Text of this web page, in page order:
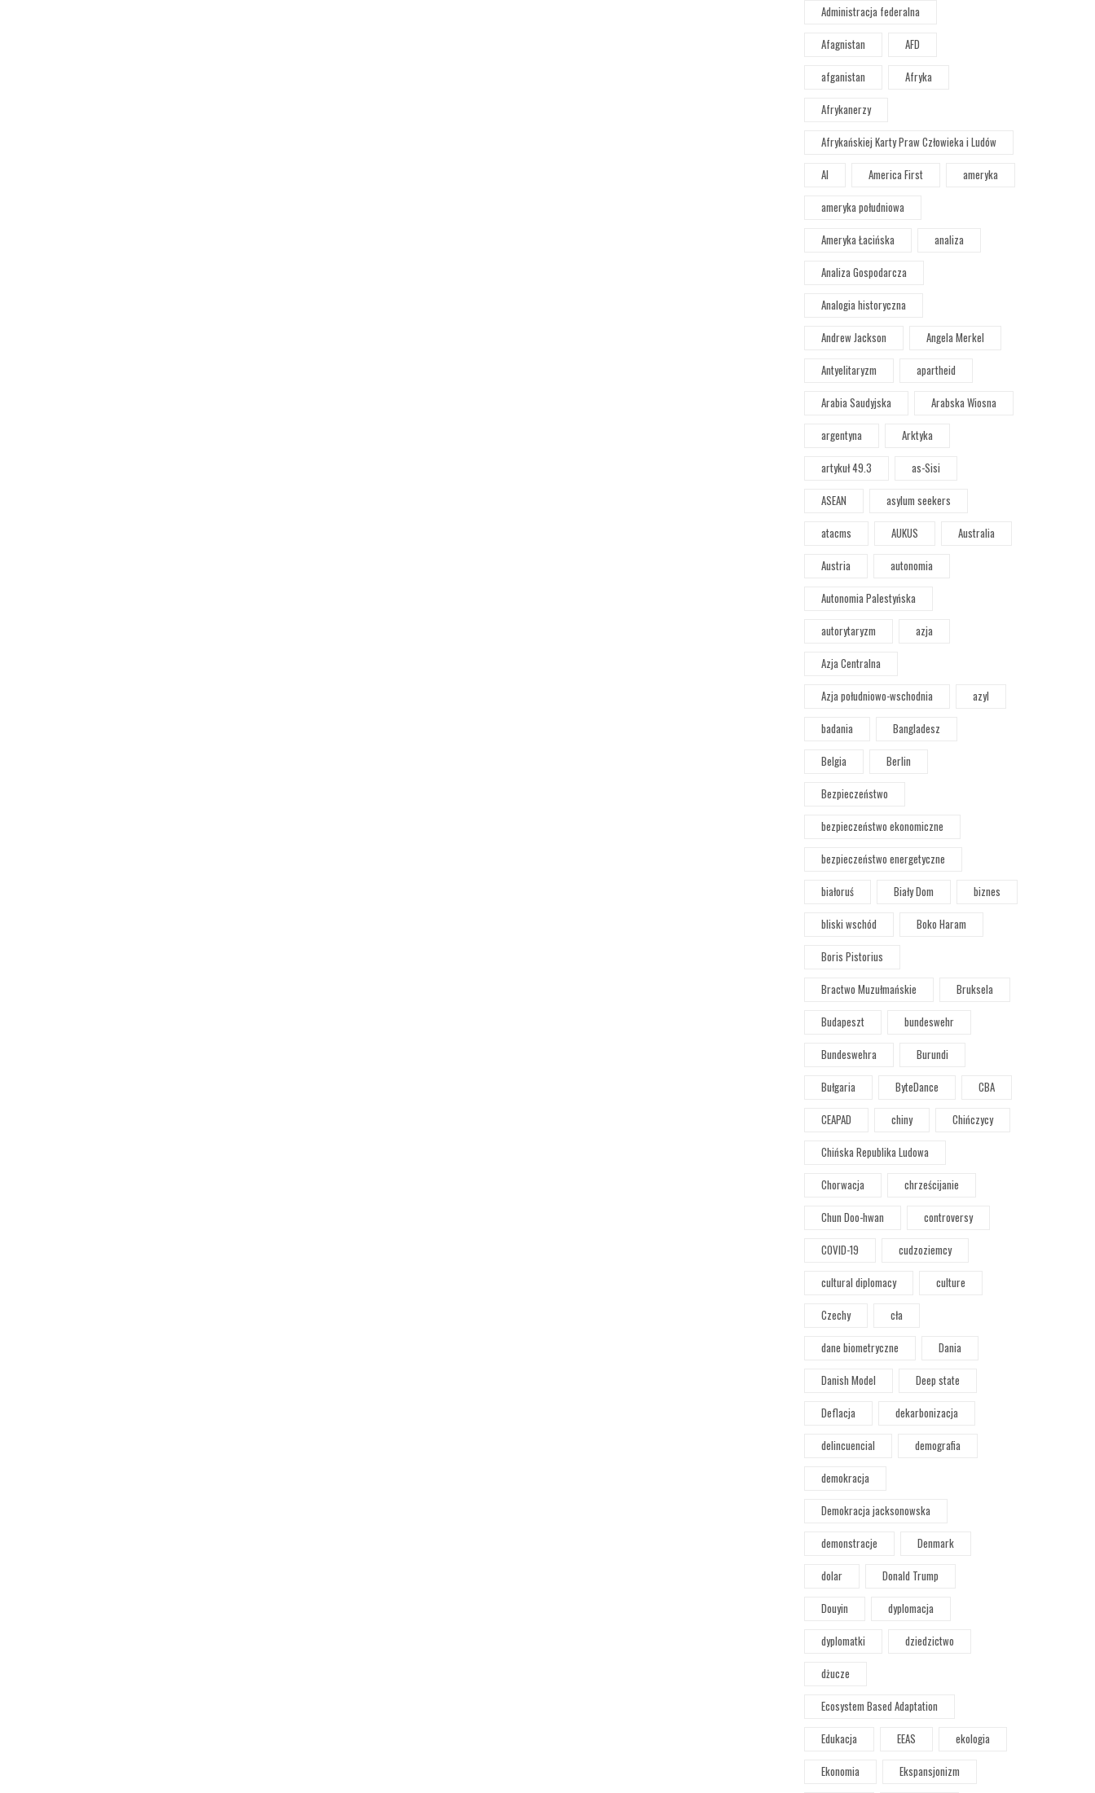
Administracja federalna
Afagnistan
AFD
afganistan
Afryka
Afrykanerzy
Afrykańskiej Karty Praw Człowieka i Ludów
AI
America First
ameryka
ameryka południowa
Ameryka Łacińska
analiza
Analiza Gospodarcza
Analogia historyczna
Andrew Jackson
Angela Merkel
Antyelitaryzm
apartheid
Arabia Saudyjska
Arabska Wiosna
argentyna
Arktyka
artykuł 49.3
as-Sisi
ASEAN
asylum seekers
atacms
AUKUS
Australia
Austria
autonomia
Autonomia Palestyńska
autorytaryzm
azja
Azja Centralna
Azja południowo-wschodnia
azyl
badania
Bangladesz
Belgia
Berlin
Bezpieczeństwo
bezpieczeństwo ekonomiczne
bezpieczeństwo energetyczne
białoruś
Biały Dom
biznes
bliski wschód
Boko Haram
Boris Pistorius
Bractwo Muzułmańskie
Bruksela
Budapeszt
bundeswehr
Bundeswehra
Burundi
Bułgaria
ByteDance
CBA
CEAPAD
chiny
Chińczycy
Chińska Republika Ludowa
Chorwacja
chrześcijanie
Chun Doo-hwan
controversy
COVID-19
cudzoziemcy
cultural diplomacy
culture
Czechy
cła
dane biometryczne
Dania
Danish Model
Deep state
Deflacja
dekarbonizacja
delincuencial
demografia
demokracja
Demokracja jacksonowska
demonstracje
Denmark
dolar
Donald Trump
Douyin
dyplomacja
dyplomatki
dziedzictwo
dżucze
Ecosystem Based Adaptation
Edukacja
EEAS
ekologia
Ekonomia
Ekspansjonizm